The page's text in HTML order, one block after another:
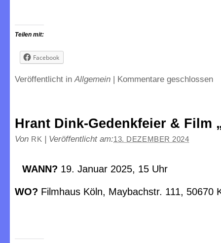
Teilen mit:
Facebook
Veröffentlicht in Allgemein | Kommentare geschlossen
Hrant Dink-Gedenkfeier & Film
Von RK | Veröffentlicht am:13. DEZEMBER 2024
WANN? 19. Januar 2025, 15 Uhr
WO? Filmhaus Köln, Maybachstr. 111, 50670